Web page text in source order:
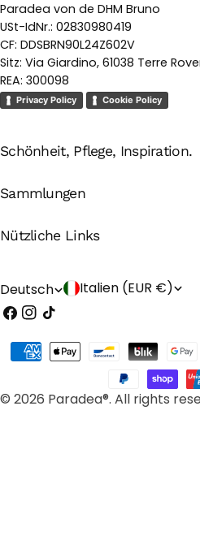
Paradea von de DHM Bruno
USt-IdNr.: 02830980419
CF: DDSBRN90L24Z602V
Sitz: Via Giardino, 61038 Terre
REA: 300098
Privacy Policy Cookie Policy
Schönheit, Pflege, Inspiration.
Sammlungen
Nützliche Links
S
p
c
Deutsch L
n
d
/
Italien (EUR €)
Facebook
Instagram
TikTok
© 2026 Paradea®. All rights
Zahlungsarten